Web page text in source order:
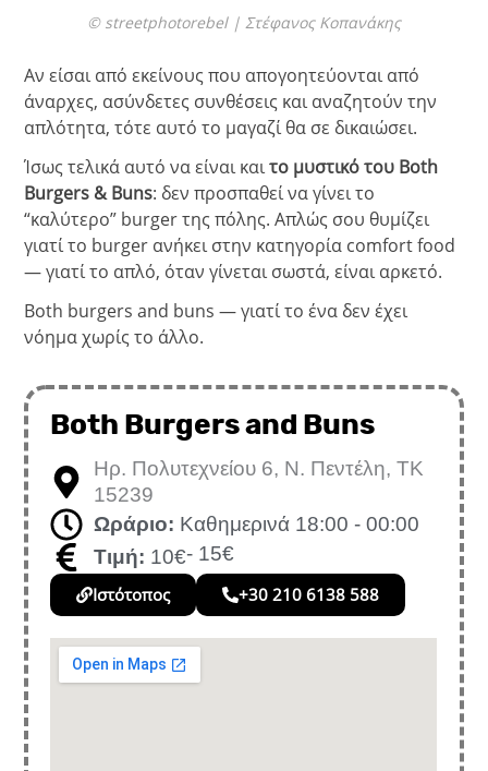
© streetphotorebel | Στέφανος Κοπανάκης
Αν είσαι από εκείνους που απογοητεύονται από
άναρχες, ασύνδετες συνθέσεις και αναζητούν την
απλότητα, τότε αυτό το μαγαζί θα σε δικαιώσει.
Ίσως τελικά αυτό να είναι καιτο μυστικό του Both
Burgers & Buns: δεν προσπαθεί να γίνει το
“καλύτερο” burger της πόλης. Απλώς σου θυμίζει
γιατί το burger ανήκει στην κατηγορία comfort food
— γιατί το απλό, όταν γίνεται σωστά, είναι αρκετό.
Both burgers and buns — γιατί το ένα δεν έχει
νόημα χωρίς το άλλο.
Both Burgers and Buns
Ηρ. Πολυτεχνείου 6, Ν. Πεντέλη, ΤΚ
15239
Ωράριο: Καθημερινά 18:00 - 00:00
Τιμή: 10€- 15€
Ιστότοπος +30 210 6138 588